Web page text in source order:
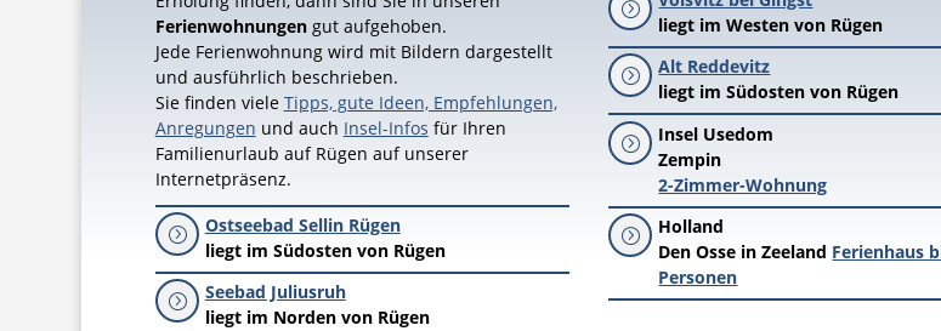
Ferienwohnungengut aufgehoben.
Jede Ferienwohnung wird mit Bildern dargestellt
und ausführlich beschrieben.
Sie finden viele Tipps, gute Ideen, Empfehlungen,
Anregungen und auch Insel-Infos für Ihren
Familienurlaub auf Rügen auf unserer
Internetpräsenz.
=
Ostseebad Sellin Rügen
liegt im Südosten von Rügen
=
Seebad Juliusruh
liegt im Norden von Rügen
=
liegt im Westen von Rügen
=
Alt Reddevitz
liegt im Südosten von Rügen
=
Insel Usedom
Zempin
2-Zimmer-Wohnung
=
Holland
Den Osse in Zeeland Ferienhaus
Personen